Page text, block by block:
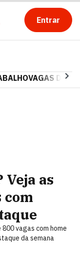
Entrar
VAGAS DE
as
com
800 vagas com home
da semana